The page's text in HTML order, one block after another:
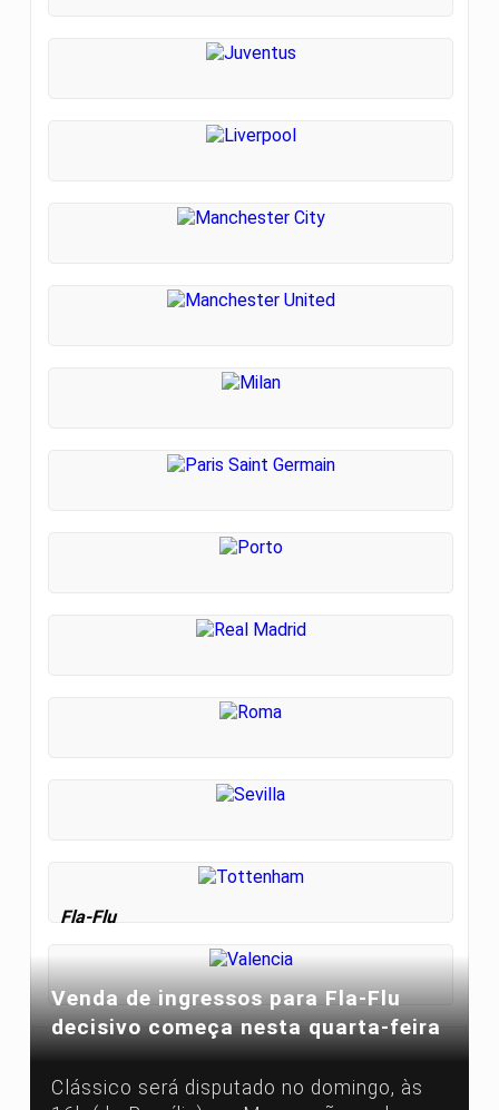
Fla-Flu
Venda de ingressos para Fla-Flu
decisivo começa nesta quarta-feira
Clássico será disputado no domingo, às